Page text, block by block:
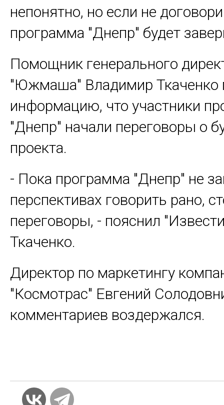
непонятно, но если не
программа "Днепр" будет
Помощник генерального
"Южмаша" Владимир Ткаченко
информацию, что участники
"Днепр" начали переговоры о
проекта.
- Пока программа "Днепр" не
перспективах говорить рано,
переговоры, - пояснил
Ткаченко.
Директор по маркетингу
"Космотрас" Евгений
комментариев воздержался.